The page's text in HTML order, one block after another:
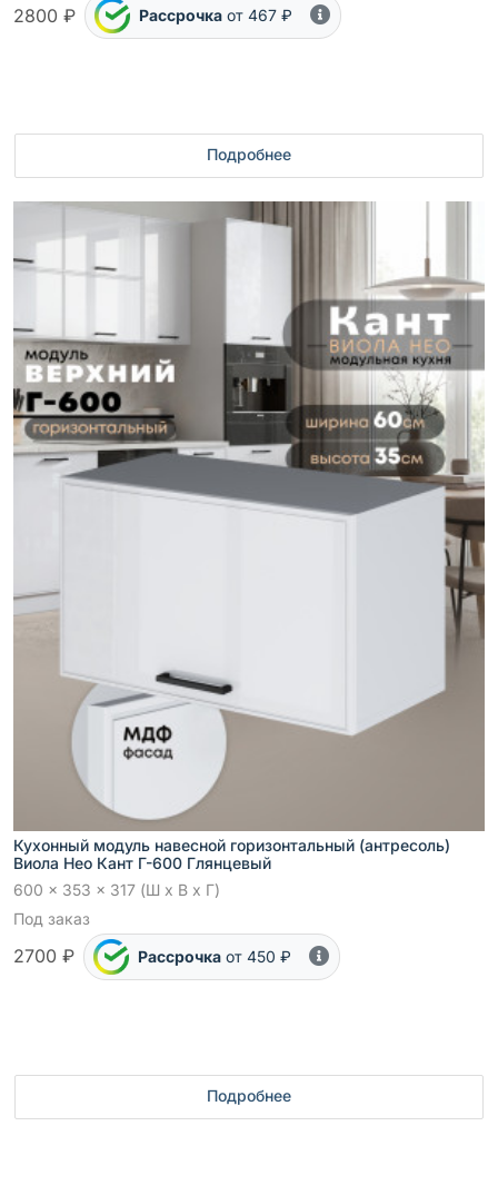
2800 ₽ Рассрочка от 467 ₽
Подробнее
Кухонный модуль навесной горизонтальный (антресоль)
Виола Нео Кант Г-600 Глянцевый
600 x 353 x 317 (Ш x В x Г)
Под заказ
2700 ₽ Рассрочка от 450 ₽
Подробнее